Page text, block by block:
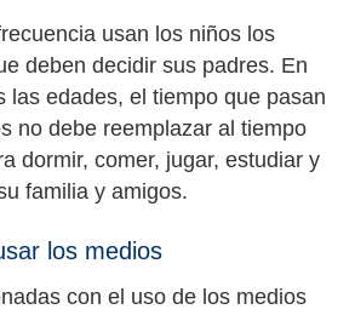
usan los niños los
deben decidir sus padres. En
las edades, el tiempo que pasan
no debe reemplazar al tiempo
dormir, comer, jugar, estudiar y
familia y amigos.
los medios
con el uso de los medios